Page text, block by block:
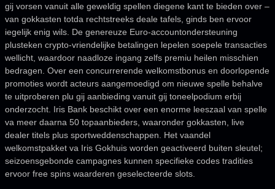
gij vorsen vanuit alle geweldig spellen diegene kant te bieden over –
van gokkasten totda rechtstreeks deale tafels, ginds ben ervoor
iegelijk enig wils. De genereuze Euro-accountondersteuning
plusteken crypto-vriendelijke betalingen lepelen soepele transacties
wellicht, waardoor naadloze ingang zelfs premiu heilen misschien
bedragen. Over een concurrerende welkomstbonus en doorlopende
promoties wordt acteurs aangemoedigd om nieuwe spelle behalve
te uitproberen plu gij aanbieding vanuit gij toneelpodium erbij
onderzocht. Iris Bank beschikt over een enorme leeszaal van spelle
va meer daarna 50 topaanbieders, waaronder gokkasten, live
dealer titels plus sportweddenschappen. Het vaandel
welkomstpakket va Iris Gokhuis worden geactiveerd buiten sleutel;
seizoensgebonde campagnes kunnen specifieke codes tradities
ervoor free spins waarderen geselecteerde slots.